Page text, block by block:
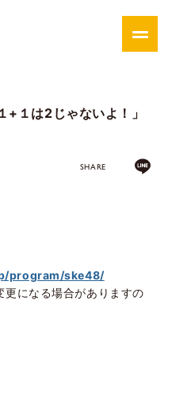
１は2じゃないよ！」
SHARE
program/ske48/
になる場合がありますの